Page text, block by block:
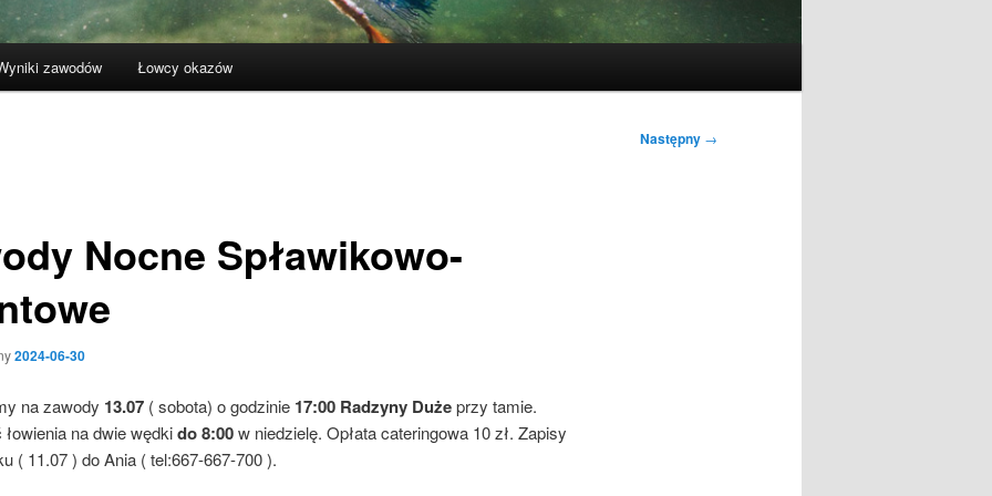
zawodów Łowcy okazów
Następny →
Nocne Spławikowo-
2024-06-30
na zawody 13.07( sobota) o godzinie17:00 Radzyny Dużeprzy tamie.
na dwie wędkido 8:00w niedzielę. Opłata cateringowa 10 zł. Zapisy
( 11.07 ) do Ania ( tel:667-667-700 ).